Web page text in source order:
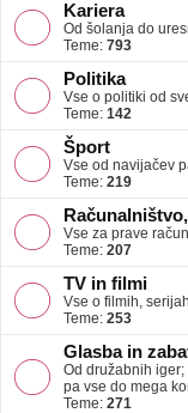
Kariera
Od šolanja do
Teme: 793
Politika
Vse o politiki od
Teme: 142
Šport
Vse od navijačev
Teme: 219
Vse za prave
Teme: 207
TV in filmi
Vse o filmih,
Teme: 253
Glasba in
Od družabnih
pa vse do mega
Teme: 271